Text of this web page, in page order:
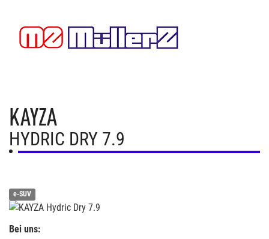
KAYZA
HYDRIC DRY 7.9
e-SUV
Bei uns: